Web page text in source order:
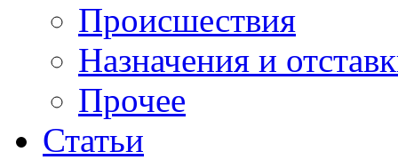
Происшествия
Назначения и
Прочее
Статьи